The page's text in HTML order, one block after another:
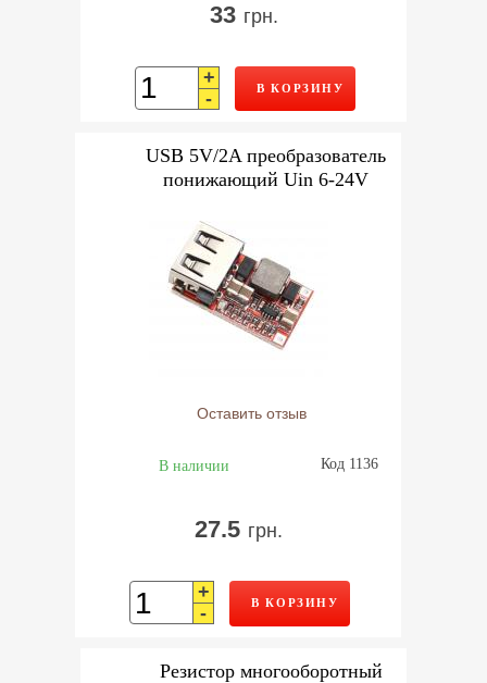
33 грн.
+
-
В КОРЗИНУ
USB 5V/2A преобразователь
понижающий Uin 6-24V
Оставить отзыв
В наличии Код 1136
27.5 грн.
+
-
В КОРЗИНУ
Резистор многооборотный